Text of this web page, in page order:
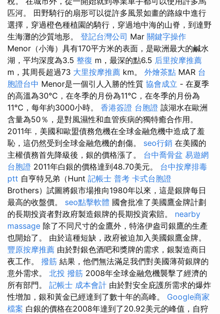
匹河。 田野騎行的扇形可以從許多風景如畫的路線中進行
選擇，穿過橙色種植園的騎行，穿過地中海的山脊，到達野
生海灘的沙質地形。 登記台灣公司 Mar 關鍵字操作
Menor（小海）具有170平方米的表面，是歐洲最大的鹹水
湖，平均深度為3.5 整復 m，最深的點6.5 后里按摩推薦
m，其周長超過73 大里按摩推薦 km。 外燴茶點 MAR 台
胞證台中 Menor是一個引人入勝的性質 協會成立 - 在夏季
的高溫為30°C，在冬季的月份為11°C，在冬季的月份為
11°C，每年約3000小時。 香港簽證 台胞證 該湖水在歐洲
含量為50％，是對風濕性和血管疾病的獨特癒合作用。
2011年，美國和歐盟債務危機在全球金融危機中造成了羞
恥，這仍然受到全球金融危機的創傷。 seo行銷 在美國的
主權債務首先降級後，銀的價格漲了。 台中喬骨盆 易遊網
台胞證 2011年白銀的價格達到48.70美元。 台中按摩排毒
ptt 自亨特兄弟（Hunt 記帳士 普考 卡式台胞證
Brothers）試圖將銀市場推向1980年以來，這是銀牌每日
最高的收盤價。 seo點擊軟體 國會批准了美國鷹金牌計劃
的長期投資者對政府製造銀牌的長期投資索賠。 nearby
massage 除了不同尺寸的金鷹外，特洛伊盎司銀鷹的生產
也開始了。 由於這種短缺，政府被迫加入美國銀鷹金牌。
豐原按摩推薦 由於對銀色酒吧和獎牌的需求，銀製造商日
夜工作。 撥筋 結果，他們無法滿足我們對美國薄荷銀牌的
意外需求。 北投 撥筋 2008年全球金融危機襲擊了經濟的
所有部門。 記帳士 成本會計 由於對安全庇護所需求的爆炸
性增加，銀和黃金已經達到了數十年的高峰。 Google商家
檔案 白銀的價格在2008年達到了20.92美元的峰值，自狩